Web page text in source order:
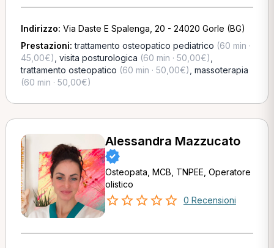
Indirizzo: Via Daste E Spalenga, 20 - 24020 Gorle (BG)
Prestazioni:trattamento osteopatico pediatrico (60 min ·
45,00€) visita posturologica (60 min · 50,00€)
trattamento osteopatico (60 min · 50,00€) massoterapia
(60 min · 50,00€)
Alessandra Mazzucato
Osteopata, MCB, TNPEE, Operatore
olistico
0 Recensioni